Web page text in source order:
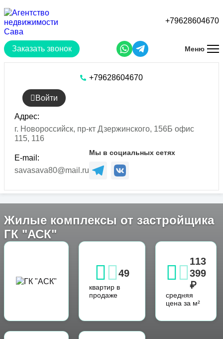
основному
содержанию
Заказать звонок
+79628604670
Меню
+79628604670
Войти
Адрес:
г. Новороссийск, пр-кт Дзержинского, 156Б офис
115, 116
E-mail:
savasava80@mail.ru
Мы в социальных сетях
Жилые комплексы от застройщика
ГК "АСК"
49
квартир в
продаже
113
399
₽
средняя
цена за м²